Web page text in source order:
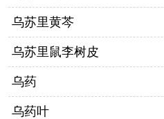
乌苏里黄芩
乌苏里鼠李树皮
乌药
乌药叶